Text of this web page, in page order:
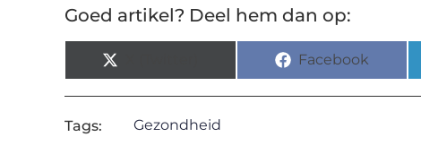
Goed artikel? Deel hem dan op:
Facebook
Tags: Gezondheid